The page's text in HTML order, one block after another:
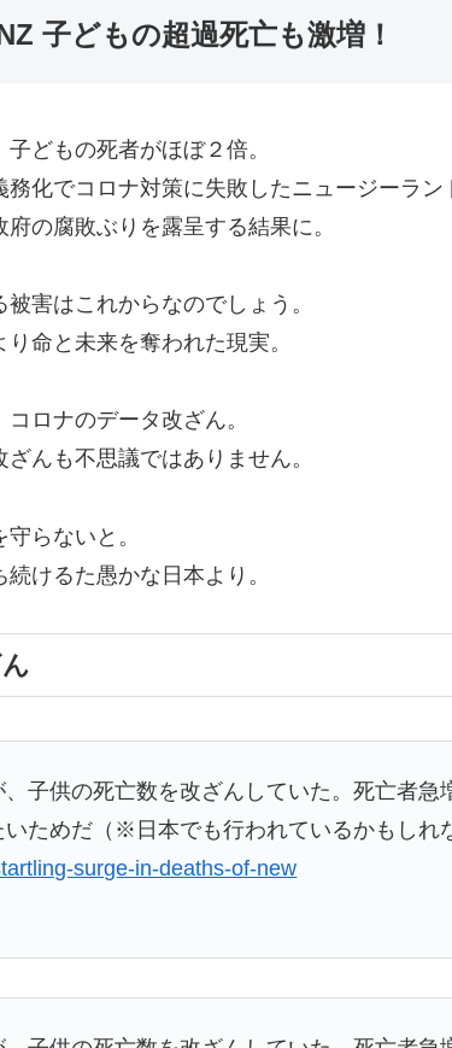
子どもの超過死亡も激増！
どもの死者がほぼ２倍。
化でコロナ対策に失敗したニュージーラン
の腐敗ぶりを露呈する結果に。
害はこれからなのでしょう。
命と未来を奪われた現実。
ロナのデータ改ざん。
んも不思議ではありません。
らないと。
けるた愚かな日本より。
子供の死亡数を改ざんしていた。死亡者急
ためだ（※日本でも行われているかもしれ
surge-in-deaths-of-new